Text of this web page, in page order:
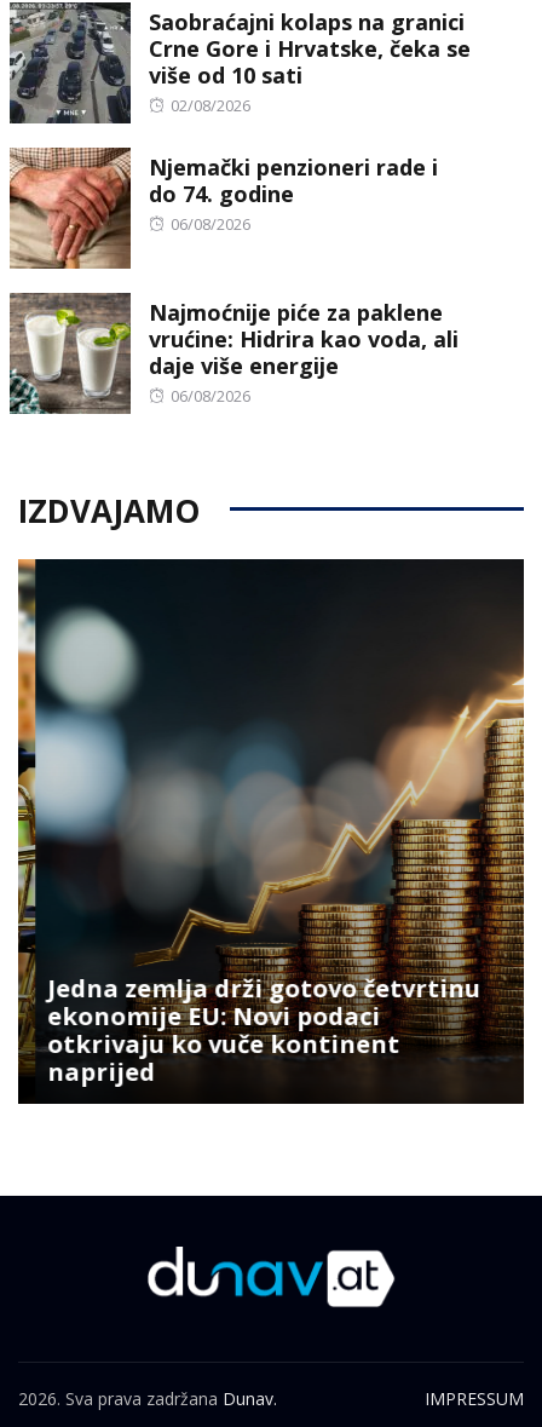
Saobraćajni kolaps na granici
Crne Gore i Hrvatske, čeka se
više od 10 sati
Posted
02/08/2026
Njemački penzioneri rade i
do 74. godine
Posted
06/08/2026
Najmoćnije piće za paklene
vrućine: Hidrira kao voda, ali
daje više energije
Posted
06/08/2026
IZDVAJAMO
Jedna zemlja drži gotovo četvrtinu
ekonomije EU: Novi podaci
otkrivaju ko vuče kontinent
naprijed
2026. Sva prava zadržana Dunav. IMPRESSUM